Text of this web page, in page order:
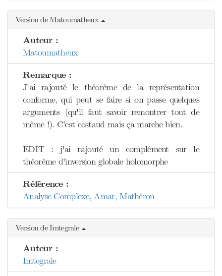
Version de Matoumatheux
Auteur :
Matoumatheux
Remarque :
J'ai rajouté le théorème de la représentation
conforme, qui peut se faire si on passe quelques
arguments (qu'il faut savoir remontrer tout de
même !). C'est costaud mais ça marche bien.
EDIT : j'ai rajouté un complément sur le
théorème d'inversion globale holomorphe
Référence :
Analyse Complexe, Amar, Mathéron
Version de Imtegrale
Auteur :
Imtegrale